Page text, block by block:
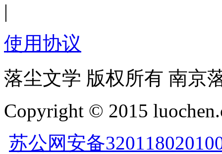
|
使用协议
落尘文学 版权所有 南京
Copyright © 2015
苏公网安备